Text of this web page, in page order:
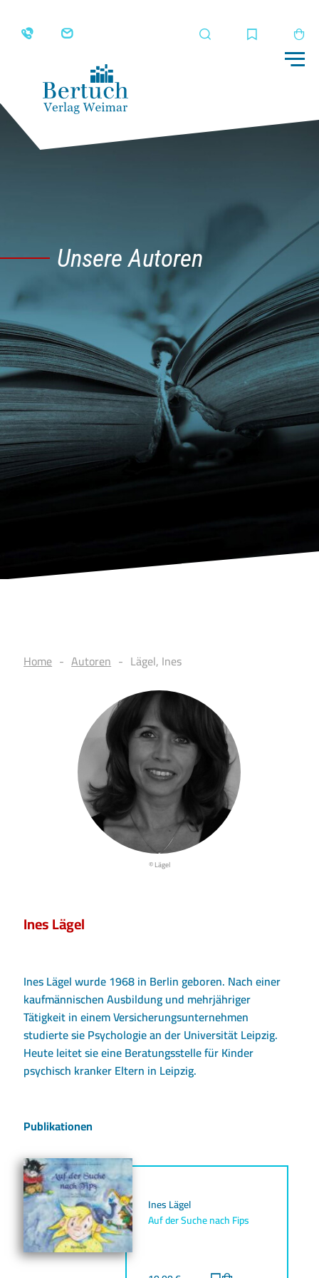
Merkliste
Unsere Autoren
Home Autoren Lägel, Ines
© Lägel
Ines Lägel
Ines Lägel wurde 1968 in Berlin geboren. Nach einer
kaufmännischen Ausbildung und mehrjähriger
Tätigkeit in einem Versicherungsunternehmen
studierte sie Psychologie an der Universität Leipzig.
Heute leitet sie eine Beratungsstelle für Kinder
psychisch kranker Eltern in Leipzig.
Publikationen
Ines Lägel
Auf der Suche nach Fips